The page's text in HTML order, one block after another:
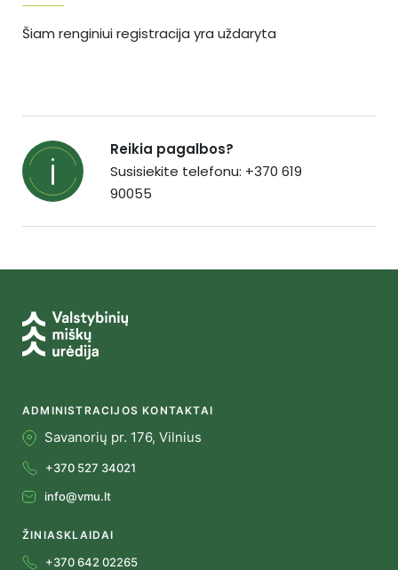
Šiam renginiui registracija yra uždaryta
Reikia pagalbos?
Susisiekite telefonu: +370 619
90055
ADMINISTRACIJOS KONTAKTAI
Savanorių pr. 176, Vilnius
+370 527 34021
info@vmu.lt
ŽINIASKLAIDAI
+370 642 02265